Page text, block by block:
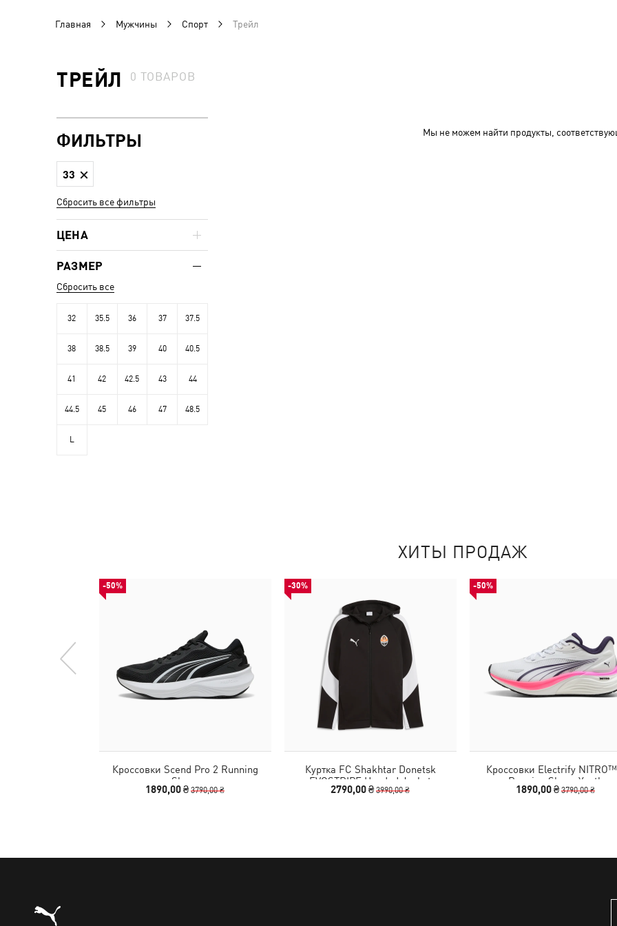
Главная Мужчины Спорт Трейл
ТРЕЙЛ 0 ТОВАРОВ
Мы не можем найти продукты,
ФИЛЬТРЫ
33
Сбросить все фильтры
ЦЕНА
РАЗМЕР
Сбросить все
32 35.5 36 37 37.5
38 38.5 39 40 40.5
41 42 42.5 43 44
44.5 45 46 47 48.5
L
ХИТЫ ПРОДАЖ
-50%
Кроссовки Scend Pro 2 Running
Shoes
1890,00 ₴3790,00 ₴
-30%
Куртка FC Shakhtar Donetsk
EVOSTRIPE Hooded Jacket
2790,00 ₴3990,00 ₴
-50%
Кроссовки Electrify
Running Shoes Youth
1890,00 ₴3790,00 ₴